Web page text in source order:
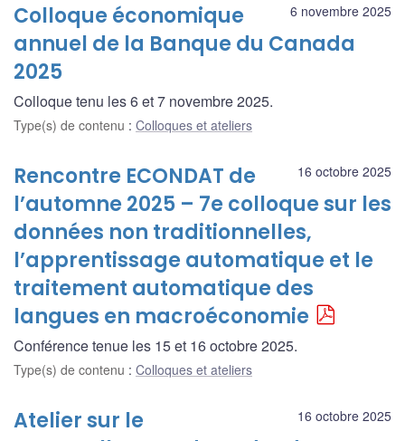
6 novembre 2025
Colloque économique
annuel de la Banque du Canada
2025
Colloque tenu les 6 et 7 novembre 2025.
Type(s) de contenu : Colloques et ateliers
16 octobre 2025
Rencontre ECONDAT de
l’automne 2025 – 7e colloque sur les
données non traditionnelles,
l’apprentissage automatique et le
traitement automatique des
langues en macroéconomie
Conférence tenue les 15 et 16 octobre 2025.
Type(s) de contenu : Colloques et ateliers
16 octobre 2025
Atelier sur le